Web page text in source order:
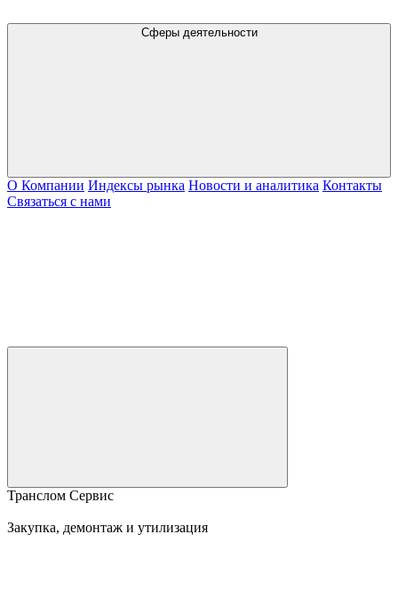
Сферы деятельности
О Компании Индексы рынка Новости и аналитика Контакты
Связаться с нами
Транслом Сервис
Закупка, демонтаж и утилизация